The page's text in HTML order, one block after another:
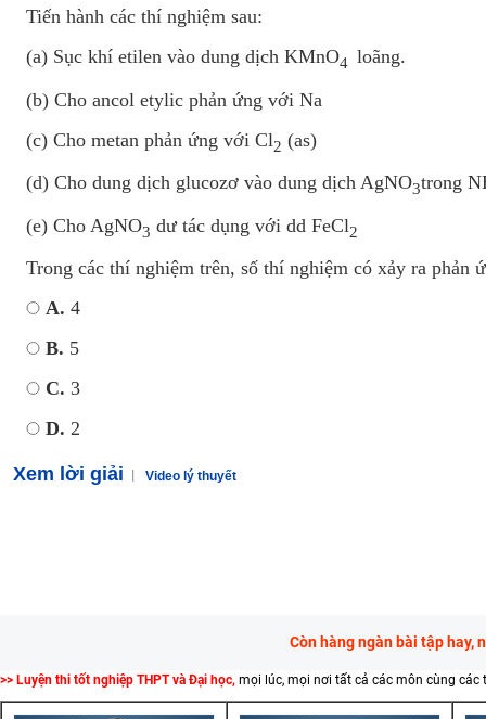
Tiến hành các thí nghiệm sau:
(a) Sục khí etilen vào dung dịch KMnO4 loãng.
(b) Cho ancol etylic phản ứng với Na
(c) Cho metan phản ứng với Cl2 (as)
(d) Cho dung dịch glucozơ vào dung dịch AgNO3trong
(e) Cho AgNO3 dư tác dụng với dd FeCl2
Trong các thí nghiệm trên, số thí nghiệm có xảy ra phản
A. 4
B. 5
C. 3
D. 2
Xem lời giải Video lý thuyết
Còn hàng ngàn bài tập hay,
>> Luyện thi tốt nghiệp THPT và Đại học, mọi lúc, mọi nơi tất cả các môn cùng các